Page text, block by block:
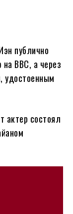
публично
BBC, а через
удостоенным
актер состоял